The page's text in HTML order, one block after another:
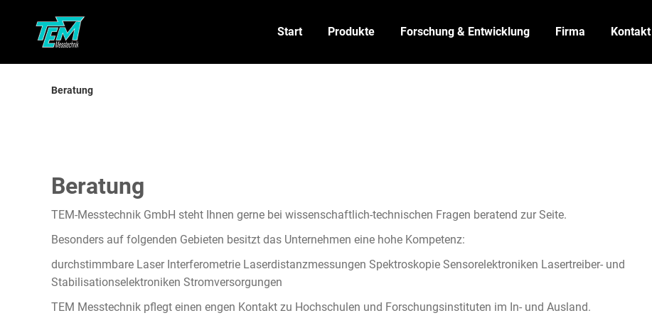
Start Produkte Forschung & Entwicklung Firma Kontakt
Beratung
Beratung
TEM-Messtechnik GmbH steht Ihnen gerne bei wissenschaftlich-technischen Fragen beratend zur Seite.
Besonders auf folgenden Gebieten besitzt das Unternehmen eine hohe Kompetenz:
durchstimmbare Laser Interferometrie Laserdistanzmessungen Spektroskopie Sensorelektroniken Lasertreiber- und
Stabilisationselektroniken Stromversorgungen
TEM Messtechnik pflegt einen engen Kontakt zu Hochschulen und Forschungsinstituten im In- und Ausland.